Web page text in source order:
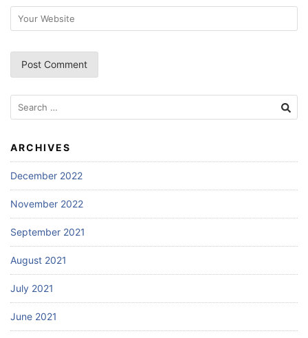
ARCHIVES
December 2022
November 2022
September 2021
August 2021
July 2021
June 2021